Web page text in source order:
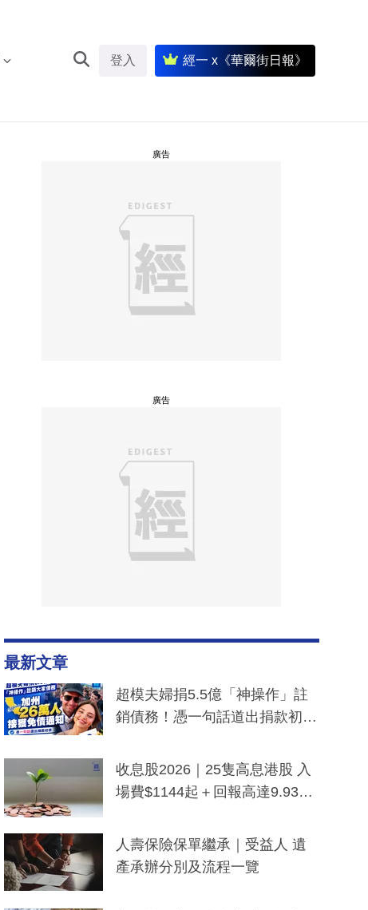
登入 經一 x《華爾街日報》
廣告
廣告
最新文章
超模夫婦捐5.5億「神操作」註
銷債務！憑一句話道出捐款初
一度被誤當詐騙手段
收息股2026｜25隻高息港股 入
場費$1144起＋回報高達9.93
人壽保險保單繼承｜受益人 遺
產承辦分別及流程一覽